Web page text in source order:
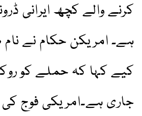
کرنے والے کچھ ایرانی
ہے۔ امریکن حکام نے نام
کیے کہا کہ حملے کو
جاری ہے۔امریکی فوج